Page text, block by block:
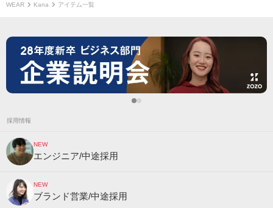
WEAR Kana アイテム一覧
採用情報
NEW
エンジニア/中途採用
NEW
ブランド営業/中途採用